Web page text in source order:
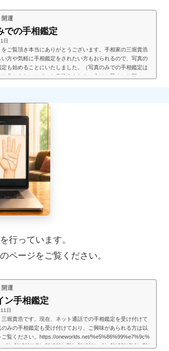
運
での手相鑑定
日
をご覧頂き本当にありがとうございます。手相家の三堀貴浩
方や気軽に手相鑑定をされたい方もおられるので、写真の
も始めることにいたしました。（写真のみでの手相鑑定は
か分からないので、お申込みされたい方はお早めにお願いい
けいたします。写真のみでの手相鑑定では決まった料金と
、お好きな金額を鑑定後にお支払い頂く形にします。（こ
に、振込先が記載され...
を行っています。
ページをご覧ください。
運
ン手相鑑定
日
三堀貴浩です。現在、ネット通話での手相鑑定を受け付けて
のみの手相鑑定も受け付けており、ご興味があられる方は以
覧ください。https://oneworlds.net/%e5%86%99%e7%9c%